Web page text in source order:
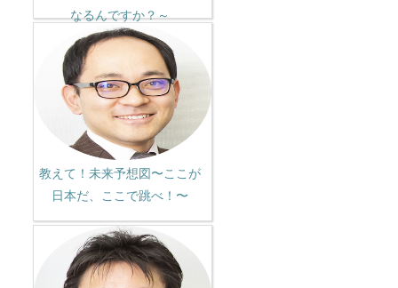
なるんですか？～
教えて！未来予想図〜ここが
日本だ、ここで跳べ！〜